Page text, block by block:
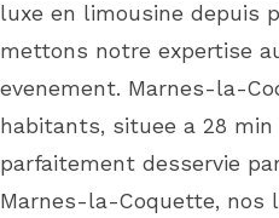
luxe en limousine depuis
mettons notre expertise
evenement. Marnes-la-
habitants, situee a 28
parfaitement desservie
Marnes-la-Coquette, nos